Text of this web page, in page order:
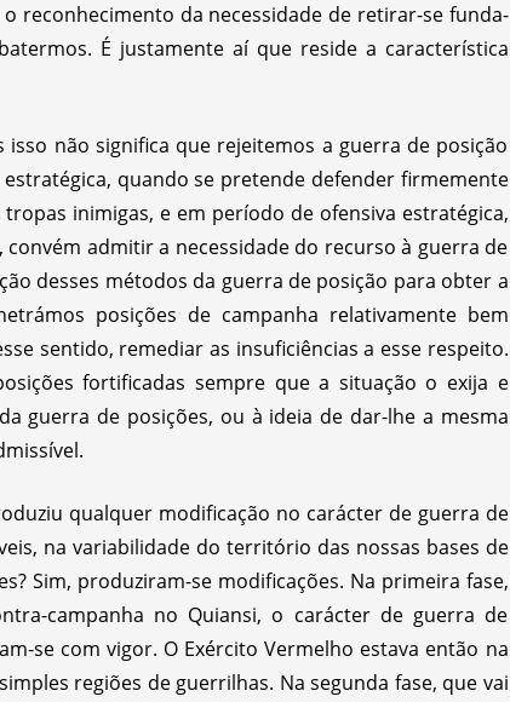
reconhecimento da necessidade de retirar-se funda-
É justamente aí que reside a característica
não significa que rejeitemos a guerra de posição
quando se pretende defender firmemente
inimigas, e em período de ofensiva estratégica,
admitir a necessidade do recurso à guerra de
desses métodos da guerra de posição para obter a
posições de campanha relativamente bem
sentido, remediar as insuficiências a esse respeito.
fortificadas sempre que a situação o exija e
guerra de posições, ou à ideia de dar-lhe a mesma
qualquer modificação no carácter de guerra de
na variabilidade do território das nossas bases de
Sim, produziram-se modificações. Na primeira fase,
campanha no Quiansi, o carácter de guerra de
se com vigor. O Exército Vermelho estava então na
regiões de guerrilhas. Na segunda fase, que vai